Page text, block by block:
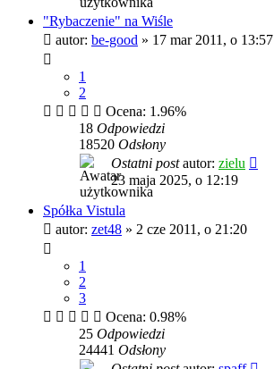
"Rybaczenie" na Wiśle
autor: be-good » 17 mar 2011, o 13:57
1
2
Ocena: 1.96%
18 Odpowiedzi
18520 Odsłony
Ostatni postautor: zielu
23 maja 2025, o 12:19
Spółka Vistula
autor: zet48 » 2 cze 2011, o 21:20
1
2
3
Ocena: 0.98%
25 Odpowiedzi
24441 Odsłony